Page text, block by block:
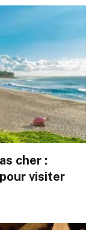
cher :
visiter